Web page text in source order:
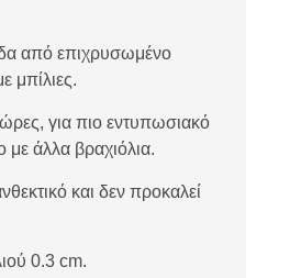
από επιχρυσωμένο
μπίλιες.
ώρες, για πιο εντυπωσιακό
με άλλα βραχιόλια.
και δεν προκαλεί
0.3 cm.